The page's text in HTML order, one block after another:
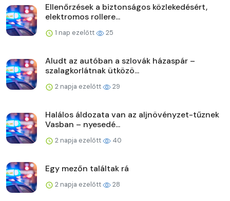
Ellenőrzések a biztonságos közlekedésért,
elektromos rollere...
1 nap ezelőtt 25
Aludt az autóban a szlovák házaspár –
szalagkorlátnak ütközö...
2 napja ezelőtt 29
Halálos áldozata van az aljnövényzet-tűznek
Vasban – nyesedé...
2 napja ezelőtt 40
Egy mezőn találtak rá
2 napja ezelőtt 28